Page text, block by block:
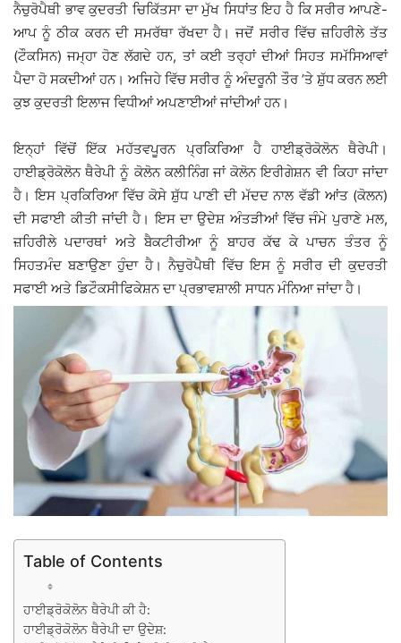
ਨੈਚੁਰੋਪੈਥੀ ਭਾਵ ਕੁਦਰਤੀ ਚਿਕਿੱਤਸਾ ਦਾ ਮੁੱਖ ਸਿਧਾਂਤ ਇਹ ਹੈ ਕਿ ਸਰੀਰ ਆਪਣੇ-
ਆਪ ਨੂੰ ਠੀਕ ਕਰਨ ਦੀ ਸਮਰੱਥਾ ਰੱਖਦਾ ਹੈ। ਜਦੋਂ ਸਰੀਰ ਵਿੱਚ ਜ਼ਹਿਰੀਲੇ ਤੱਤ
(ਟੌਕਸਿਨ) ਜਮ੍ਹਾ ਹੋਣ ਲੱਗਦੇ ਹਨ, ਤਾਂ ਕਈ ਤਰ੍ਹਾਂ ਦੀਆਂ ਸਿਹਤ ਸਮੱਸਿਆਵਾਂ
ਪੈਦਾ ਹੋ ਸਕਦੀਆਂ ਹਨ। ਅਜਿਹੇ ਵਿੱਚ ਸਰੀਰ ਨੂੰ ਅੰਦਰੂਨੀ ਤੌਰ ’ਤੇ ਸ਼ੁੱਧ ਕਰਨ ਲਈ
ਕੁਝ ਕੁਦਰਤੀ ਇਲਾਜ ਵਿਧੀਆਂ ਅਪਣਾਈਆਂ ਜਾਂਦੀਆਂ ਹਨ।
ਇਨ੍ਹਾਂ ਵਿੱਚੋਂ ਇੱਕ ਮਹੱਤਵਪੂਰਨ ਪ੍ਰਕਿਰਿਆ ਹੈ ਹਾਈਡ੍ਰੋਕੋਲੋਨ ਥੈਰੇਪੀ।
ਹਾਈਡ੍ਰੋਕੋਲੋਨ ਥੈਰੇਪੀ ਨੂੰ ਕੋਲੋਨ ਕਲੀਨਿੰਗ ਜਾਂ ਕੋਲੋਨ ਇਰੀਗੇਸ਼ਨ ਵੀ ਕਿਹਾ ਜਾਂਦਾ
ਹੈ। ਇਸ ਪ੍ਰਕਿਰਿਆ ਵਿੱਚ ਕੋਸੇ ਸ਼ੁੱਧ ਪਾਣੀ ਦੀ ਮੱਦਦ ਨਾਲ ਵੱਡੀ ਆਂਤ (ਕੋਲਨ)
ਦੀ ਸਫਾਈ ਕੀਤੀ ਜਾਂਦੀ ਹੈ। ਇਸ ਦਾ ਉਦੇਸ਼ ਅੰਤੜੀਆਂ ਵਿੱਚ ਜੰਮੇ ਪੁਰਾਣੇ ਮਲ,
ਜ਼ਹਿਰੀਲੇ ਪਦਾਰਥਾਂ ਅਤੇ ਬੈਕਟੀਰੀਆ ਨੂੰ ਬਾਹਰ ਕੱਢ ਕੇ ਪਾਚਨ ਤੰਤਰ ਨੂੰ
ਸਿਹਤਮੰਦ ਬਣਾਉਣਾ ਹੁੰਦਾ ਹੈ। ਨੈਚੁਰੋਪੈਥੀ ਵਿੱਚ ਇਸ ਨੂੰ ਸਰੀਰ ਦੀ ਕੁਦਰਤੀ
ਸਫਾਈ ਅਤੇ ਡਿਟੌਕਸੀਫਿਕੇਸ਼ਨ ਦਾ ਪ੍ਰਭਾਵਸ਼ਾਲੀ ਸਾਧਨ ਮੰਨਿਆ ਜਾਂਦਾ ਹੈ।
Table of Contents
ਹਾਈਡ੍ਰੋਕੋਲੋਨ ਥੈਰੇਪੀ ਕੀ ਹੈ:
ਹਾਈਡ੍ਰੋਕੋਲੋਨ ਥੈਰੇਪੀ ਦਾ ਉਦੇਸ਼: